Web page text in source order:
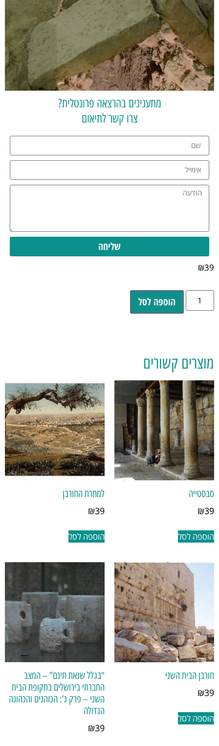
מתענינים בהרצאה פרונטלית?
צרו קשר לתיאום
שליחה
₪39
הוספה לסל
מוצרים קשורים
סבסטייה
₪39
הוספה לסל
למחרת החורבן
₪39
הוספה לסל
חורבן הבית השני
₪39
הוספה לסל
“בגלל שנאת חינם” – המצב
החברתי בירושלים בתקופת הבית
השני – פרק ג’: הכוהנים והכהונה
הגדולה
₪39